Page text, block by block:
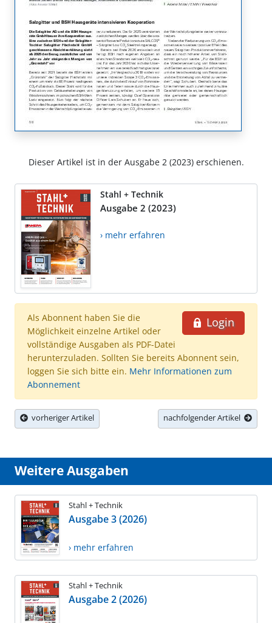
Dieser Artikel ist in der Ausgabe 2 (2023) erschienen.
Stahl + Technik
Ausgabe 2 (2023)
› mehr erfahren
Login
Als Abonnent haben Sie die
Möglichkeit einzelne Artikel oder
vollständige Ausgaben als PDF-Datei
herunterzuladen. Sollten Sie bereits Abonnent sein,
loggen Sie sich bitte ein. Mehr Informationen zum
Abonnement
vorheriger Artikel nachfolgender Artikel
Weitere Ausgaben
Stahl + Technik
Ausgabe 3 (2026)
› mehr erfahren
Stahl + Technik
Ausgabe 2 (2026)